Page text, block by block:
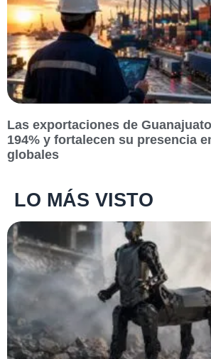
Las exportaciones de
194% y fortalecen su presencia
globales
LO MÁS VISTO